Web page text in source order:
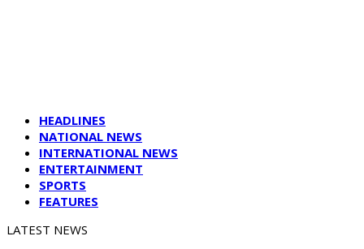
HEADLINES
NATIONAL NEWS
INTERNATIONAL NEWS
ENTERTAINMENT
SPORTS
FEATURES
LATEST NEWS